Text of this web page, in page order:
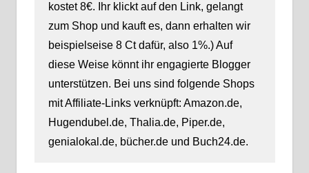
kostet 8€. Ihr klickt auf den Link, gelangt
zum Shop und kauft es, dann erhalten wir
beispielseise 8 Ct dafür, also 1%.) Auf
diese Weise könnt ihr engagierte Blogger
unterstützen. Bei uns sind folgende Shops
mit Affiliate-Links verknüpft: Amazon.de,
Hugendubel.de, Thalia.de, Piper.de,
genialokal.de, bücher.de und Buch24.de.